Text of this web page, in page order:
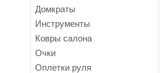
Домкраты
Инструменты
Ковры салона
Очки
Оплетки руля